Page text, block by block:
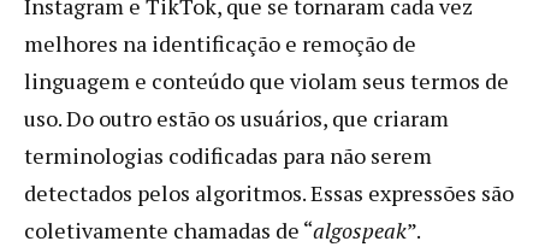
Instagram e TikTok, que se tornaram cada vez
melhores na identificação e remoção de
linguagem e conteúdo que violam seus termos de
uso. Do outro estão os usuários, que criaram
terminologias codificadas para não serem
detectados pelos algoritmos. Essas expressões são
coletivamente chamadas de “algospeak”.